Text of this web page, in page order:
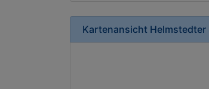
Kartenansicht Helmstedter